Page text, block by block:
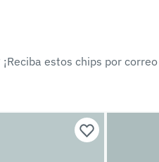
estos chips por correo